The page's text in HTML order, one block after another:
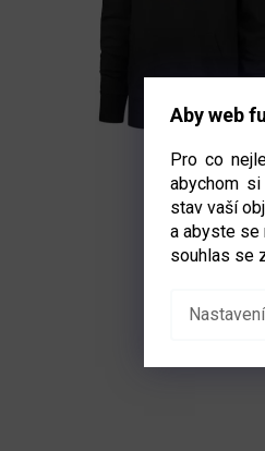
Aby web
Pro co
abychom
stav vaší
a abyste se
souhlas se
Nastavení